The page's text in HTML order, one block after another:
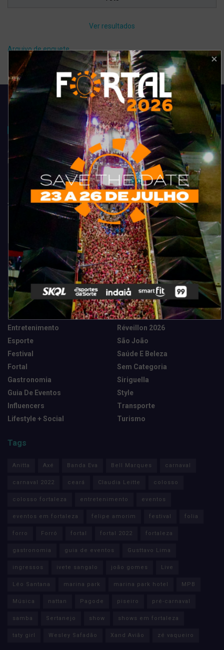
Ver resultados
Arquivo de enquete
Acompanhe todas as novidades do entretenimento na região de
Fortaleza. Dicas, promoções, coberturas exclusivas e muito mais.
Categorias
Camarote Vip Junino
Cidade
Destaques
Entretenimento
Esporte
Festival
Fortal
Gastronomia
Guia De Eventos
Influencers
Lifestyle + Social
Marketing E Negócios
Música
News Tech
Réveillon 2026
São João
Saúde E Beleza
Sem Categoria
Siriguella
Style
Transporte
Turismo
Tags
Anitta Axé Banda Eva Bell Marques carnaval
carnaval 2022 ceará Claudia Leitte colosso
colosso fortaleza entretenimento eventos
eventos em fortaleza felipe amorim festival folia
forro Forró fortal fortal 2022 fortaleza
gastronomia guia de eventos Gusttavo Lima
ingressos ivete sangalo joão gomes Live
Léo Santana marina park marina park hotel MPB
Música nattan Pagode piseiro pré-carnaval
samba Sertanejo show shows em fortaleza
taty girl Wesley Safadão Xand Avião zé vaqueiro